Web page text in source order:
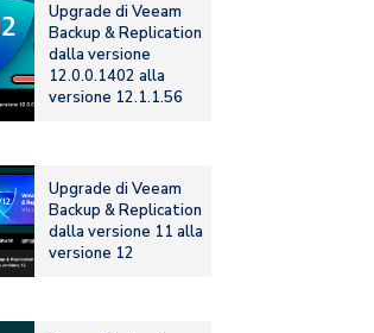
/etc/os-release && echo "
Upgrade di Veeam
Backup & Replication
dalla versione
12.0.0.1402 alla
versione 12.1.1.56
Upgrade di Veeam
Backup & Replication
dalla versione 11 alla
versione 12